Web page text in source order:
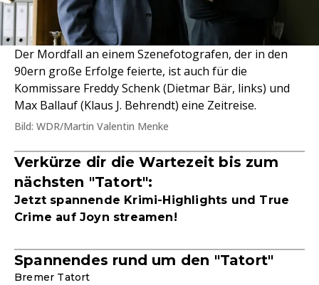
Der Mordfall an einem Szenefotografen, der in den
90ern große Erfolge feierte, ist auch für die
Kommissare Freddy Schenk (Dietmar Bär, links) und
Max Ballauf (Klaus J. Behrendt) eine Zeitreise.
Bild: WDR/Martin Valentin Menke
Verkürze dir die Wartezeit bis zum
nächsten "Tatort":
Jetzt spannende Krimi-Highlights und True
Crime auf Joyn streamen!
Spannendes rund um den "Tatort"
Bremer Tatort